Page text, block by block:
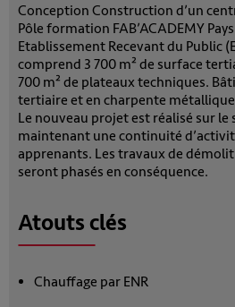
Conception Construction d’un
Pôle formation FAB’ACADEMY
Etablissement Recevant du Public
comprend 3 700 m² de surface
700 m² de plateaux techniques.
tertiaire et en charpente
Le nouveau projet est réalisé sur le
maintenant une continuité
apprenants. Les travaux de
seront phasés en conséquence.
Atouts clés
Chauffage par ENR